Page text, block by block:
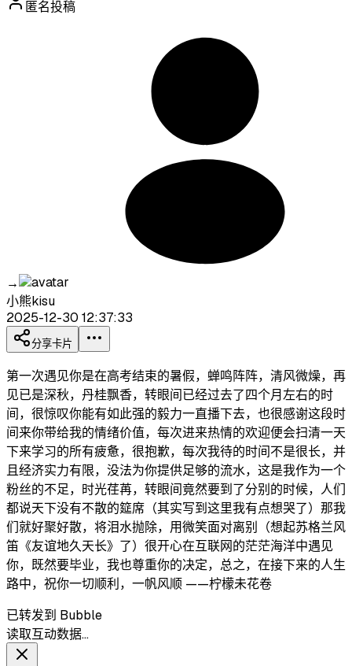
匿名投稿
→
小熊kisu
2025-12-30 12:37:33
分享卡片
第一次遇见你是在高考结束的暑假，蝉鸣阵阵，清风微燥，再
见已是深秋，丹桂飘香，转眼间已经过去了四个月左右的时
间，很惊叹你能有如此强的毅力一直播下去，也很感谢这段时
间来你带给我的情绪价值，每次进来热情的欢迎便会扫清一天
下来学习的所有疲惫，很抱歉，每次我待的时间不是很长，并
且经济实力有限，没法为你提供足够的流水，这是我作为一个
粉丝的不足，时光荏苒，转眼间竟然要到了分别的时候，人们
都说天下没有不散的筵席（其实写到这里我有点想哭了）那我
们就好聚好散，将泪水抛除，用微笑面对离别（想起苏格兰风
笛《友谊地久天长》了）很开心在互联网的茫茫海洋中遇见
你，既然要毕业，我也尊重你的决定，总之，在接下来的人生
路中，祝你一切顺利，一帆风顺 ——柠檬未花卷
已转发到 Bubble
读取互动数据…